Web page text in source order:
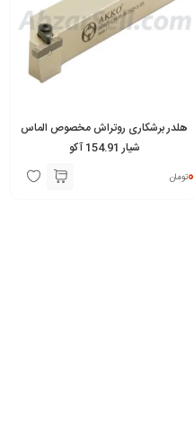
هلدر برشکاری روتراش مخصوص الماس
شیار 154.91 آکو
0تومان